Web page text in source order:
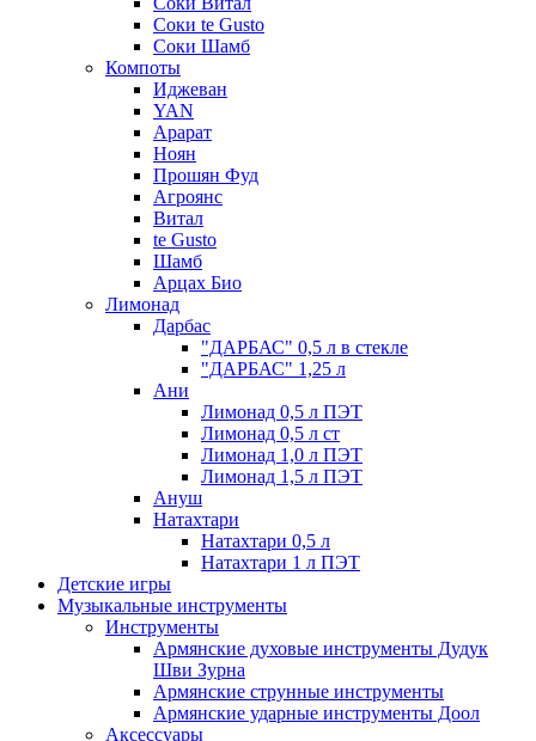
Соки te Gusto
Соки Шамб
Компоты
Иджеван
YAN
Арарат
Ноян
Прошян Фуд
Агроянс
Витал
te Gusto
Шамб
Арцах Био
Лимонад
Дарбас
"ДАРБАС" 0,5 л в стекле
"ДАРБАС" 1,25 л
Ани
Лимонад 0,5 л ПЭТ
Лимонад 0,5 л ст
Лимонад 1,0 л ПЭТ
Лимонад 1,5 л ПЭТ
Ануш
Натахтари
Натахтари 0,5 л
Натахтари 1 л ПЭТ
Детские игры
Музыкальные инструменты
Инструменты
Армянские духовые инструменты Дудук
Шви Зурна
Армянские струнные инструменты
Армянские ударные инструменты Доол
Аксессуары